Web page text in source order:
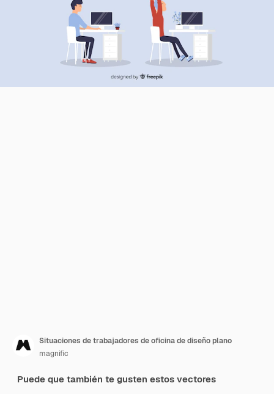
Situaciones de trabajadores de oficina de diseño plano
magnific
Puede que también te gusten estos vectores